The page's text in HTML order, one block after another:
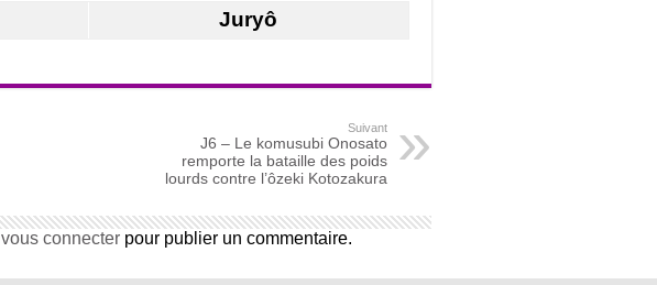
Juryô
Suivant
J6 – Le komusubi Onosato
remporte la bataille des poids
lourds contre l’ôzeki Kotozakura
vous connecterpour publier un commentaire.